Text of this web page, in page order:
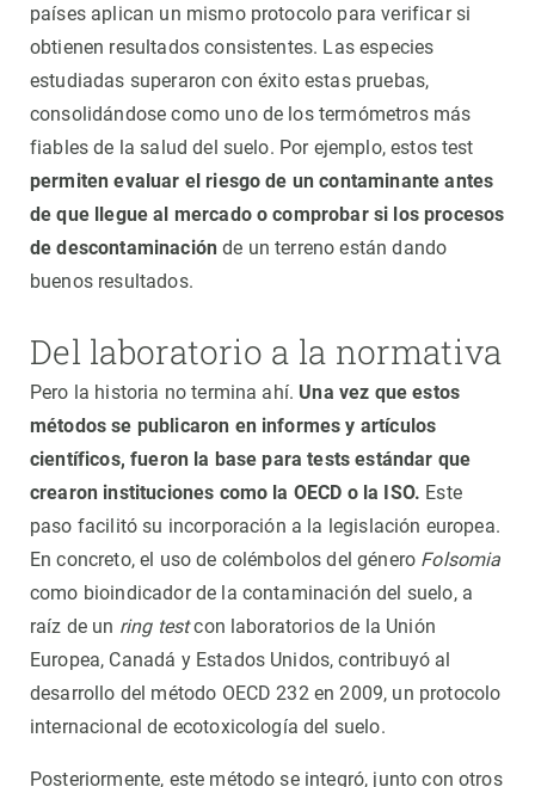
países aplican un mismo protocolo para verificar si
obtienen resultados consistentes. Las especies
estudiadas superaron con éxito estas pruebas,
consolidándose como uno de los termómetros más
fiables de la salud del suelo. Por ejemplo, estos test
permiten evaluar el riesgo de un contaminante antes
de que llegue al mercado o comprobar si los procesos
de descontaminación de un terreno están dando
buenos resultados.
Del laboratorio a la normativa
Pero la historia no termina ahí. Una vez que estos
métodos se publicaron en informes y artículos
científicos, fueron la base para tests estándar que
crearon instituciones como la OECD o la ISO. Este
paso facilitó su incorporación a la legislación europea.
En concreto, el uso de colémbolos del género Folsomia
como bioindicador de la contaminación del suelo, a
raíz de un ring testcon laboratorios de la Unión
Europea, Canadá y Estados Unidos, contribuyó al
desarrollo del método OECD 232 en 2009, un protocolo
internacional de ecotoxicología del suelo.
Posteriormente, este método se integró, junto con otros